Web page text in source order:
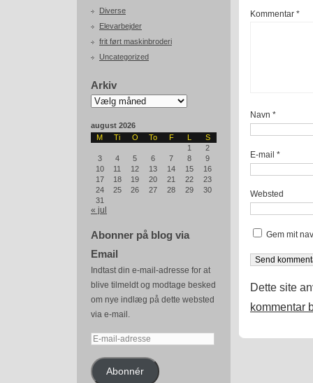
Diverse
Elevarbejder
frit ført maskinbroderi
Uncategorized
Arkiv
Arkiv
august 2026
M
Ti O To F L
S
1
2
3
4 5 6 7 8
9
10
11 12 13 14 15
16
17
18 19 20 21 22
23
24
25 26 27 28 29
30
31
« jul
Abonner på blog via
Email
Indtast din e-mail-adresse for at
blive tilmeldt og modtage besked
om nye indlæg på dette websted
via e-mail.
E-
adresseAbonnér
Kommentar *
Navn *
E-mail *
Websted
Gem mit
Dette site
kommentar